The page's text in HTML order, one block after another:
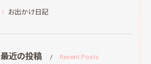
お出かけ日記
最近の投稿 Recent Posts